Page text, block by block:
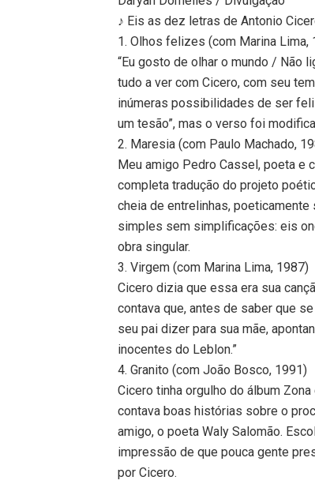
♪ Eis as dez letras de Antonio
1. Olhos felizes (com Marina Lima,
“Eu gosto de olhar o mundo /
tudo a ver com Cicero, com seu
inúmeras possibilidades de ser
um tesão”, mas o verso foi
2. Maresia (com Paulo Machado,
Meu amigo Pedro Cassel, poeta e
completa tradução do projeto
cheia de entrelinhas,
simples sem simplificações: eis
obra singular.
3. Virgem (com Marina Lima, 1987)
Cicero dizia que essa era sua
contava que, antes de saber que
seu pai dizer para sua mãe,
inocentes do Leblon.”
4. Granito (com João Bosco, 1991)
Cicero tinha orgulho do álbum
contava boas histórias sobre o
amigo, o poeta Waly Salomão.
impressão de que pouca gente
por Cicero.